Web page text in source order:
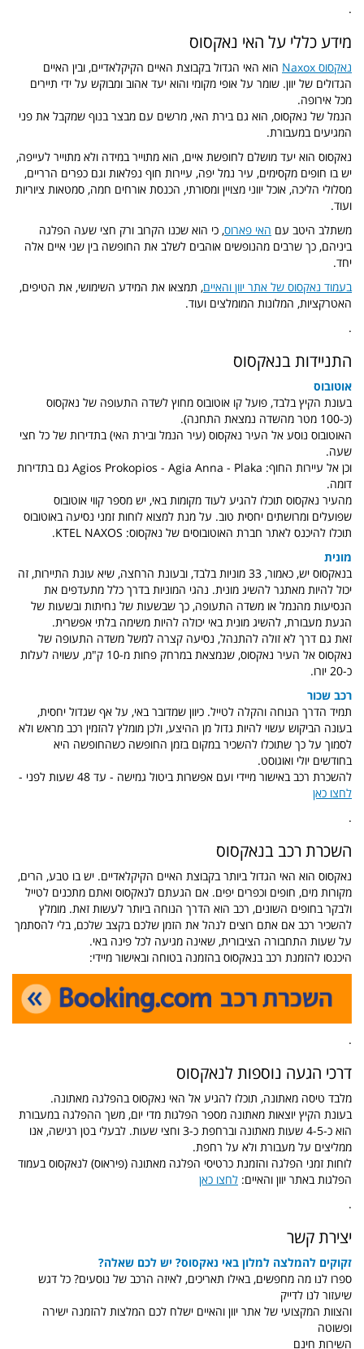
.
מידע כללי על האי נאקסוס
נאקסוס Naxox
הוא האי הגדול בקבוצת האיים הקיקלאדיים, ובין האיים
הגדולים של יוון. שומר על אופי מקומי והוא יעד אהוב ומבוקש על ידי תיירים
מכל אירופה.
הנמל של נאקסוס, הוא גם בירת האי, מרשים עם מבצר בנוף שמקבל את פני
המגיעים במעבורת.
נאקסוס הוא יעד מושלם לחופשת איים, הוא מתוייר במידה ולא מתוייר לעייפה,
יש בו חופים מקסימים, עיר נמל יפה, עיירות חוף נפלאות וגם כפרים הרריים,
מסלולי הליכה, אוכל יווני מצויין ומסורתי, הכנסת אורחים חמה, סמטאות ציוריות
ועוד.
משתלב היטב עם האי פארוס, כי הוא שכנו הקרוב ורק חצי שעה הפלגה
ביניהם, כך שרבים מהנופשים אוהבים לשלב את החופשה בין שני איים אלה
יחד.
בעמוד נאקסוס של אתר יוון והאיים, תמצאו את המידע השימושי, את הטיפים,
האטרקציות, המלונות המומלצים ועוד.
.
התניידות בנאקסוס
אוטובוס
בעונת הקיץ בלבד, פועל קו אוטובוס מחוץ לשדה התעופה של נאקסוס
(כ-100 מטר מהשדה נמצאת התחנה).
האוטובוס נוסע אל העיר נאקסוס (עיר הנמל ובירת האי) בתדירות של כל חצי
שעה.
וכן אל עיירות החוף: Agios Prokopios - Agia Anna - Plaka גם בתדירות
דומה.
מהעיר נאקסוס תוכלו להגיע לעוד מקומות באי, יש מספר קווי אוטובוס
שפועלים ומרושתים יחסית טוב. על מנת למצוא לוחות זמני נסיעה באוטובוס
תוכלו להיכנס לאתר חברת האוטובוסים של נאקסוס: KTEL NAXOS.
מונית
בנאקסוס יש, כאמור, 33 מוניות בלבד, ובעונת הרחצה, שיא עונת התיירות, זה
יכול להיות מאתגר להשיג מונית. נהגי המוניות בדרך כלל מתעדפים את
הנסיעות מהנמל או משדה התעופה, כך שבשעות של נחיתות ובשעות של
הגעת מעבורת, להשיג מונית באי יכולה להיות משימה בלתי אפשרית.
זאת גם דרך לא זולה להתנהל, נסיעה קצרה למשל משדה התעופה של
נאקסוס אל העיר נאקסוס, שנמצאת במרחק פחות מ-10 ק"מ, עשויה לעלות
כ-20 יורו.
רכב שכור
תמיד הדרך הנוחה והקלה לטייל. כיוון שמדובר באי, על אף שגדול יחסית,
בעונה הביקוש עשוי להיות גדול מן ההיצע, ולכן מומלץ להזמין רכב מראש ולא
לסמוך על כך שתוכלו להשכיר במקום בזמן החופשה כשהחופשה היא
בחודשים יולי ואוגוסט.
להשכרת רכב באישור מיידי ועם אפשרות ביטול גמישה - עד 48 שעות לפני -
לחצו כאן
.
השכרת רכב בנאקסוס
נאקסוס הוא האי הגדול ביותר בקבוצת האיים הקיקלאדיים. יש בו טבע, הרים,
מקורות מים, חופים וכפרים יפים. אם הגעתם לנאקסוס ואתם מתכנים לטייל
ולבקר בחופים השונים, רכב הוא הדרך הנוחה ביותר לעשות זאת. מומלץ
להשכיר רכב אם אתם רוצים לנהל את הזמן שלכם בקצב שלכם, בלי להסתמך
על שעות התחבורה הציבורית, שאינה מגיעה לכל פינה באי.
היכנסו להזמנת רכב בנאקסוס בהזמנה בטוחה ובאישור מיידי:
.
דרכי הגעה נוספות לנאקסוס
מלבד טיסה מאתונה, תוכלו להגיע אל האי נאקסוס בהפלגה מאתונה.
בעונת הקיץ יוצאות מאתונה מספר הפלגות מדי יום, משך ההפלגה במעבורת
הוא כ-4-5 שעות מאתונה וברחפת כ-3 וחצי שעות. לבעלי בטן רגישה, אנו
ממליצים על מעבורת ולא על רחפת.
לוחות זמני הפלגה והזמנת כרטיסי הפלגה מאתונה (פיראוס) לנאקסוס בעמוד
הפלגות באתר יוון והאיים: לחצו כאן
.
יצירת קשר
זקוקים להמלצה למלון באי נאקסוס? יש לכם שאלה?
ספרו לנו מה מחפשים, באילו תאריכים, לאיזה הרכב של נוסעים? כל דגש
שיעזור לנו לדייק
והצוות המקצועי של אתר יוון והאיים ישלח לכם המלצות להזמנה ישירה
ופשוטה
השירות חינם